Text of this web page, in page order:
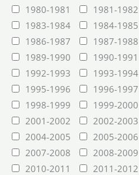
1980-1981
1981-1982
1983-1984
1984-1985
1986-1987
1987-1988
1989-1990
1990-1991
1992-1993
1993-1994
1995-1996
1996-1997
1998-1999
1999-2000
2001-2002
2002-2003
2004-2005
2005-2006
2007-2008
2008-2009
2010-2011
2011-2012